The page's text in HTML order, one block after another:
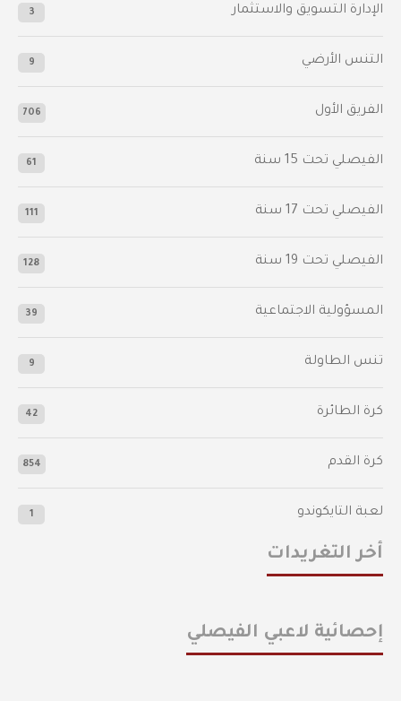
الإدارة التسويق والاستثمار 3
التنس الأرضي 9
الفريق الأول 706
الفيصلي‬⁩ تحت 15 سنة 61
‫الفيصلي‬⁩ تحت 17 سنة 111
الفيصلي‬⁩ تحت 19 سنة 128
المسؤولية الاجتماعية 39
تنس الطاولة 9
كرة الطائرة 42
كرة القدم 854
لعبة التايكوندو 1
أخر التغريدات
إحصائية لاعبي الفيصلي